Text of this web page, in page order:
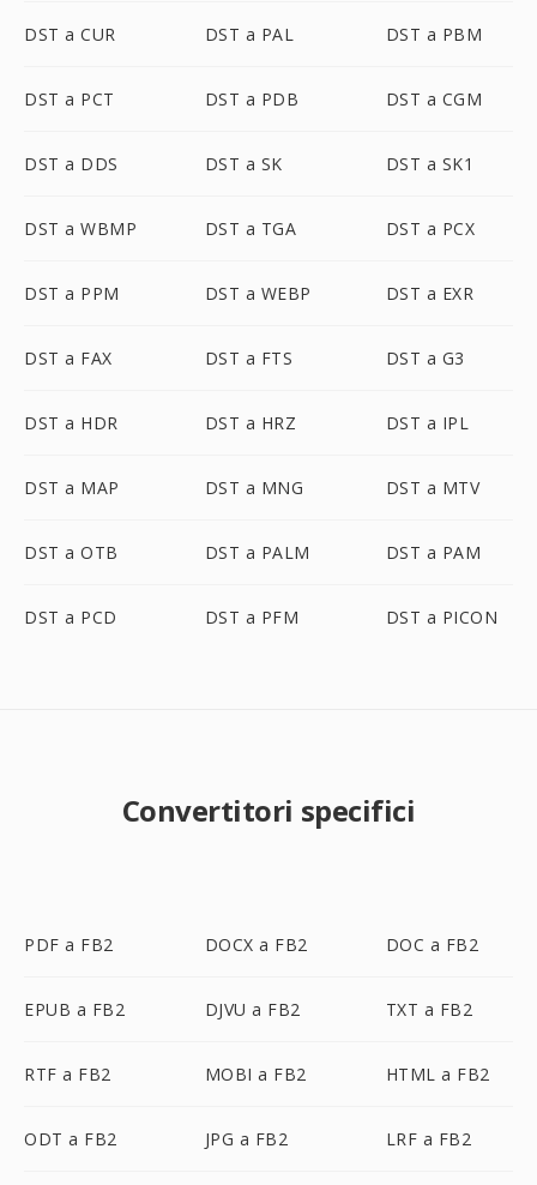
DST a CUR DST a PAL DST a PBM
DST a PCT DST a PDB DST a CGM
DST a DDS DST a SK DST a SK1
DST a WBMP DST a TGA DST a PCX
DST a PPM DST a WEBP DST a EXR
DST a FAX DST a FTS DST a G3
DST a HDR DST a HRZ DST a IPL
DST a MAP DST a MNG DST a MTV
DST a OTB DST a PALM DST a PAM
DST a PCD DST a PFM DST a PICON
Convertitori specifici
PDF a FB2 DOCX a FB2 DOC a FB2
EPUB a FB2 DJVU a FB2 TXT a FB2
RTF a FB2 MOBI a FB2 HTML a FB2
ODT a FB2 JPG a FB2 LRF a FB2